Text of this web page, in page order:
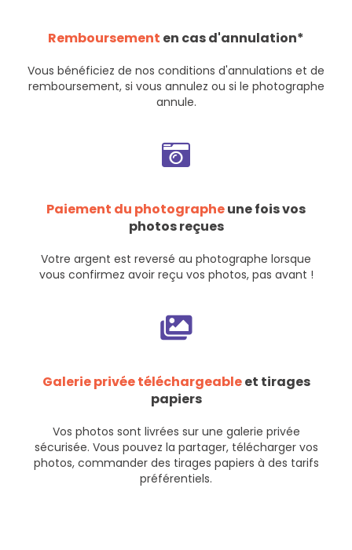
Remboursement en cas d'annulation*
Vous bénéficiez de nos conditions d'annulations et de
remboursement, si vous annulez ou si le photographe
annule.
Paiement du photographeune fois vos
photos reçues
Votre argent est reversé au photographe lorsque
vous confirmez avoir reçu vos photos, pas avant !
Galerie privée téléchargeableet tirages
papiers
Vos photos sont livrées sur une galerie privée
sécurisée. Vous pouvez la partager, télécharger vos
photos, commander des tirages papiers à des tarifs
préférentiels.